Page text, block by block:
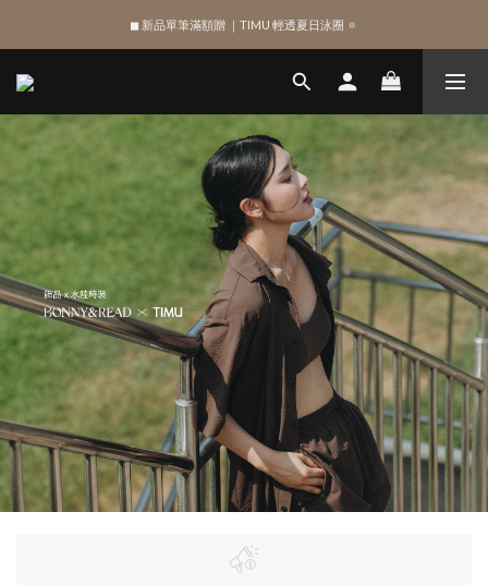
綁定 LINE 註冊新會員，獲得 $100 購物金